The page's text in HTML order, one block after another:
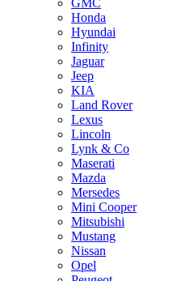
GMC
Honda
Hyundai
Infinity
Jaguar
Jeep
KIA
Land Rover
Lexus
Lincoln
Lynk & Co
Maserati
Mazda
Mersedes
Mini Cooper
Mitsubishi
Mustang
Nissan
Opel